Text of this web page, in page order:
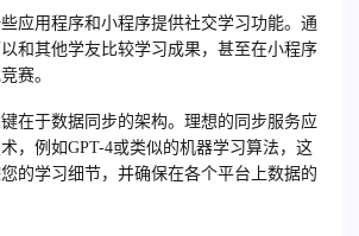
些应用程序和小程序提供社交学习功能。通
和其他学友比较学习成果，甚至在小程序
赛。
在于数据同步的架构。理想的同步服务应
，例如GPT-4或类似的机器学习算法，这
的学习细节，并确保在各个平台上数据的